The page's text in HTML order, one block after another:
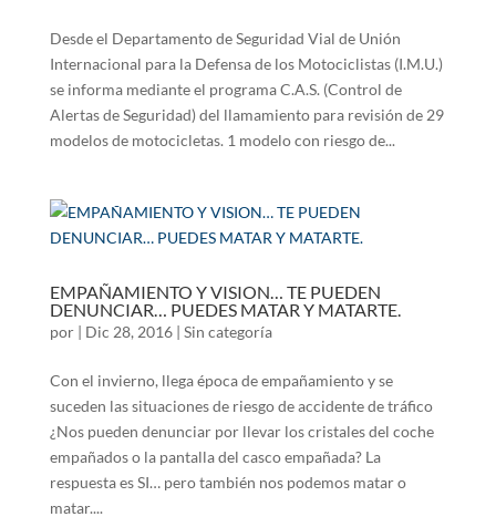
Desde el Departamento de Seguridad Vial de Unión
Internacional para la Defensa de los Motociclistas (I.M.U.)
se informa mediante el programa C.A.S. (Control de
Alertas de Seguridad) del llamamiento para revisión de 29
modelos de motocicletas. 1 modelo con riesgo de...
EMPAÑAMIENTO Y VISION… TE PUEDEN
DENUNCIAR… PUEDES MATAR Y MATARTE.
por | Dic 28, 2016| Sin categoría
Con el invierno, llega época de empañamiento y se
suceden las situaciones de riesgo de accidente de tráfico
¿Nos pueden denunciar por llevar los cristales del coche
empañados o la pantalla del casco empañada? La
respuesta es SI… pero también nos podemos matar o
matar....